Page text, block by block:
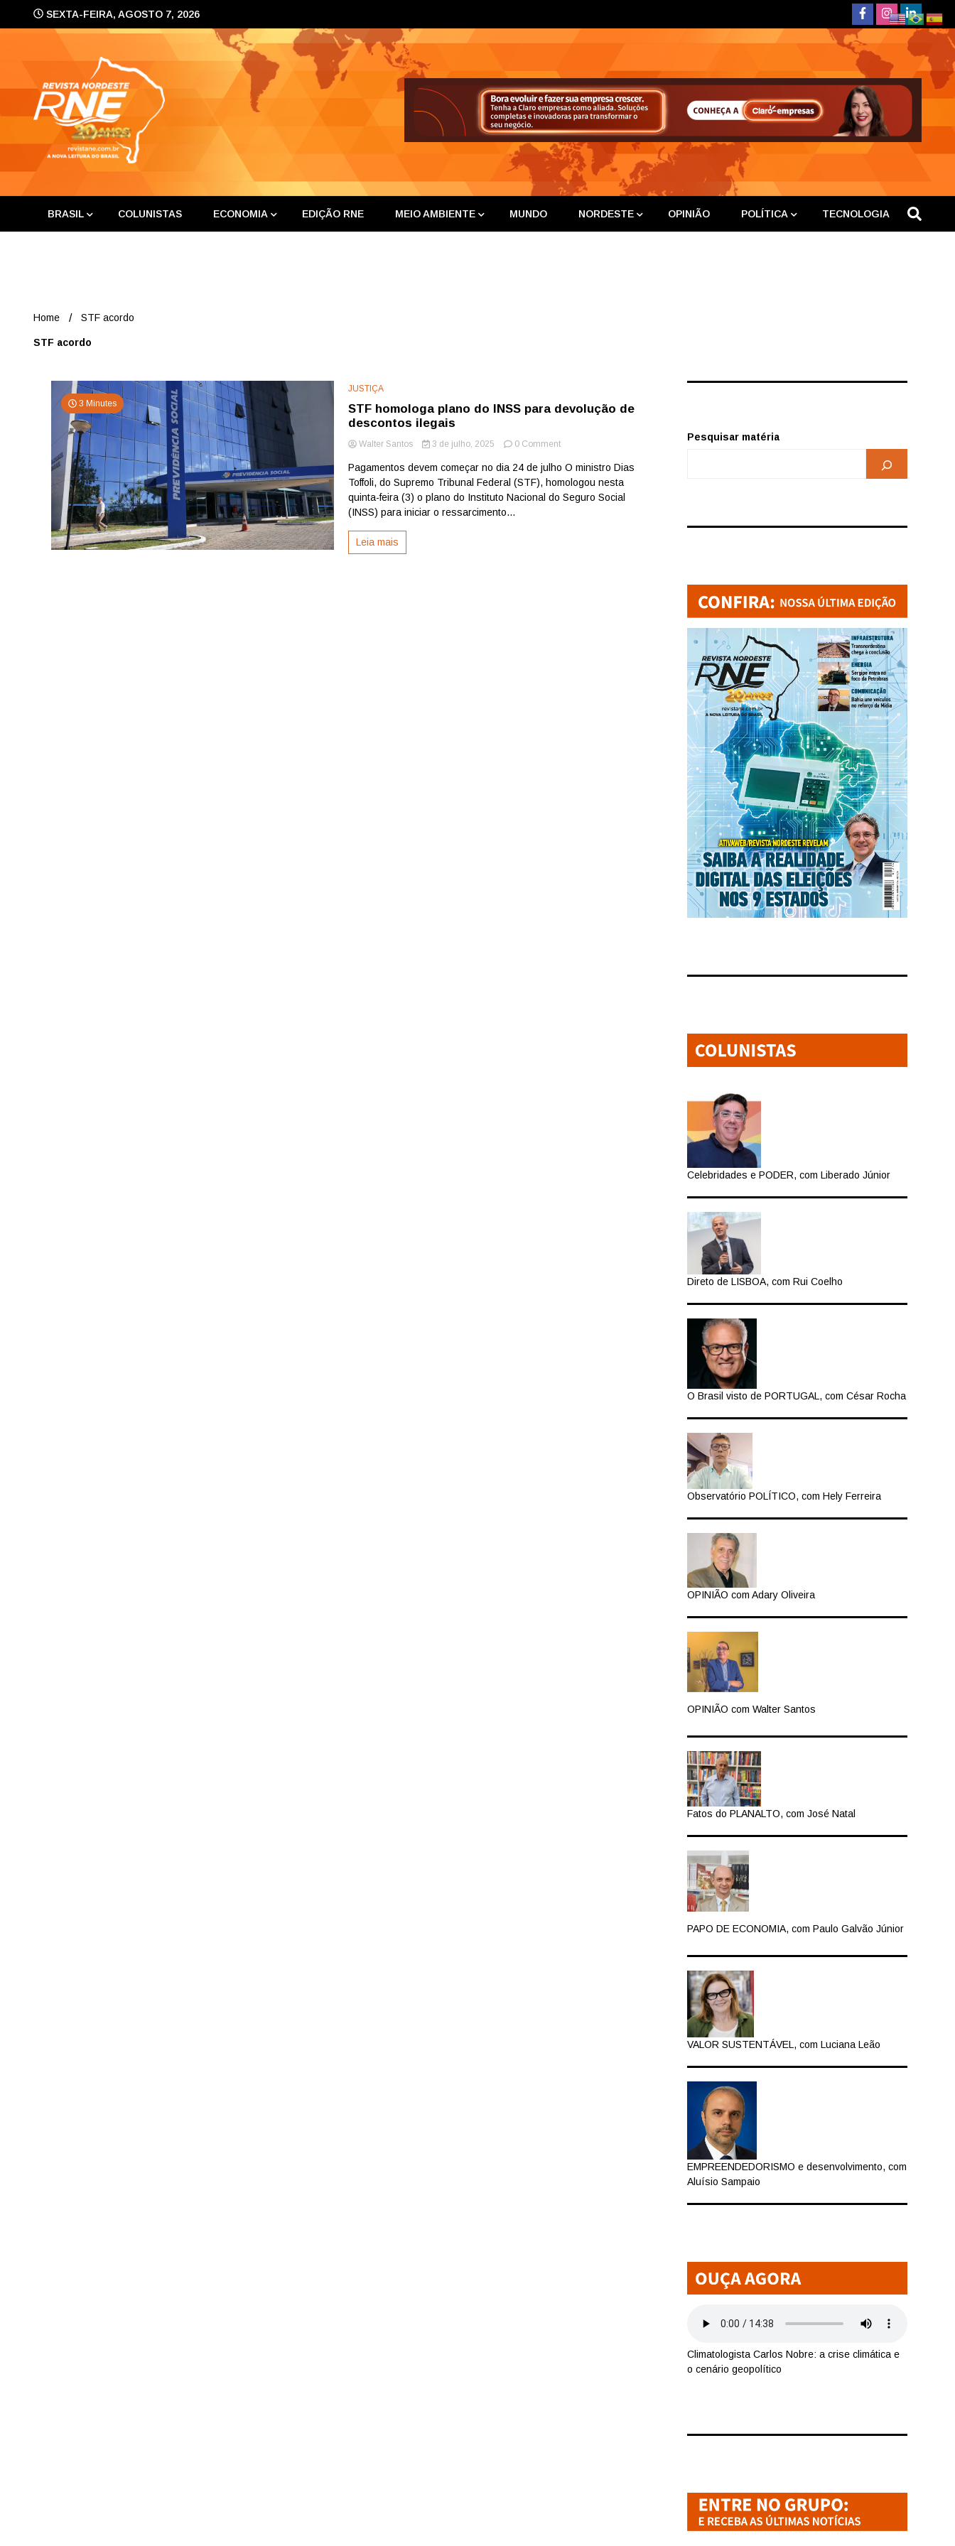
SEXTA-FEIRA, AGOSTO 7, 2026
Revista Nordeste
A nova leitura do Brasil
BRASIL COLUNISTAS ECONOMIA EDIÇÃO RNE MEIO AMBIENTE MUNDO NORDESTE OPINIÃO POLÍTICA TECNOLOGIA
Home STF acordo
STF acordo
3 Minutes
JUSTIÇA
STF homologa plano do INSS para devolução de
descontos ilegais
Walter Santos 3 de julho, 2025 0 Commenton
homologa
plano
do
Pagamentos devem começar no dia 24 de julho O ministro Dias
Toffoli, do Supremo Tribunal Federal (STF), homologou nesta
quinta-feira (3) o plano do Instituto Nacional do Seguro Social
(INSS) para iniciar o ressarcimento...
Leia mais
Pesquisar matéria
Celebridades e PODER, com Liberado Júnior
Direto de LISBOA, com Rui Coelho
O Brasil visto de PORTUGAL, com César Rocha
Observatório POLÍTICO, com Hely Ferreira
OPINIÃO com Adary Oliveira
OPINIÃO com Walter Santos
Fatos do PLANALTO, com José Natal
PAPO DE ECONOMIA, com Paulo Galvão Júnior
VALOR SUSTENTÁVEL, com Luciana Leão
EMPREENDEDORISMO e desenvolvimento, com
Aluísio Sampaio
Climatologista Carlos Nobre: a crise climática e
o cenário geopolítico